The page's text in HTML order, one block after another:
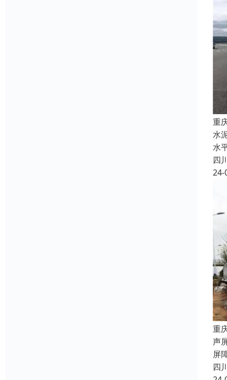
重
水
水
四
24-
重
声
屏
四